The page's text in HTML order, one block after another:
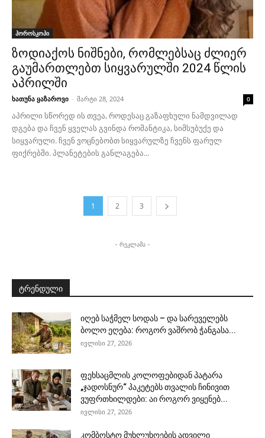
ჰოროსკოპი
ზოდიაქოს ნიშნები, რომლებსაც ძლიერ
გაუმართლებთ სიყვარულში 2024 წლის
აპრილში
ხათუნა ყაზაროვი - მარტი 28, 2024 0
აპრილი სწორედ ის თვეა, როდესაც გაზაფხული ნამდვილად
დგება და ჩვენ ყველას გვინდა რომანტიკა, სიმსუბუქე და
სიყვარული. ჩვენ ვოცნებობთ სიყვარულზე ჩვენს ფარულ
ფიქრებში. პლანეტების განლაგება...
1 2 3
- რეკლამა -
ტრენდული
იღებ საჭმელ სოდას – და სარეველებს
ბოლო ეღება: როგორ ვაშრობ ჭანგასა...
ივლისი 27, 2026
ფეხსაცმლის კოლოფებიდან პატარა
„ჯადოსნურ“ პაკეტებს თვალის ჩინივით
ვუფრთხილდები: აი როგორ ვიყენებ...
ივლისი 27, 2026
კომბოსტო მუხლუხოების ადვილი